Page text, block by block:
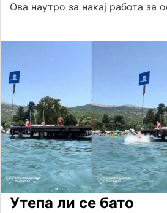
Ова наутро за накај работа за
Утепа ли се бато